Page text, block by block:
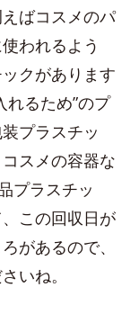
ばコスメのパ
われるよう
クがあります
れるため”のプ
プラスチッ
スメの容器な
プラスチッ
この回収日が
があるので、
いね。